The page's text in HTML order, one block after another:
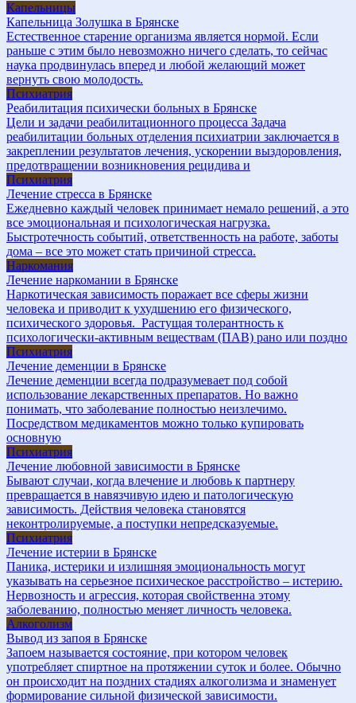
Капельницы
Капельница Золушка в Брянске
Естественное старение организма является нормой. Если
раньше с этим было невозможно ничего сделать, то сейчас
наука продвинулась вперед и любой желающий может
вернуть свою молодость.
Психиатрия
Реабилитация психически больных в Брянске
Цели и задачи реабилитационного процесса Задача
реабилитации больных отделения психиатрии заключается в
закреплении результатов лечения, ускорении выздоровления,
предотвращении возникновения рецидива и
Психиатрия
Лечение стресса в Брянске
Ежедневно каждый человек принимает немало решений, а это
все эмоциональная и психологическая нагрузка.
Быстротечность событий, ответственность на работе, заботы
дома – все это может стать причиной стресса.
Наркомания
Лечение наркомании в Брянске
Наркотическая зависимость поражает все сферы жизни
человека и приводит к ухудшению его физического,
психического здоровья. Растущая толерантность к
психологически-активным веществам (ПАВ) рано или поздно
Психиатрия
Лечение деменции в Брянске
Лечение деменции всегда подразумевает под собой
использование лекарственных препаратов. Но важно
понимать, что заболевание полностью неизлечимо.
Посредством медикаментов можно только купировать
основную
Психиатрия
Лечение любовной зависимости в Брянске
Бывают случаи, когда влечение и любовь к партнеру
превращается в навязчивую идею и патологическую
зависимость. Действия человека становятся
неконтролируемые, а поступки непредсказуемые.
Психиатрия
Лечение истерии в Брянске
Паника, истерики и излишняя эмоциональность могут
указывать на серьезное психическое расстройство – истерию.
Нервозность и агрессия, которая свойственна этому
заболеванию, полностью меняет личность человека.
Алкоголизм
Вывод из запоя в Брянске
Запоем называется состояние, при котором человек
употребляет спиртное на протяжении суток и более. Обычно
он происходит на поздних стадиях алкоголизма и знаменует
формирование сильной физической зависимости.